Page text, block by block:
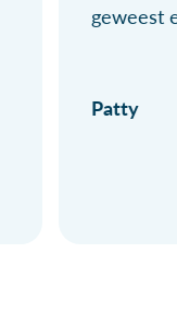
geweest
Patty